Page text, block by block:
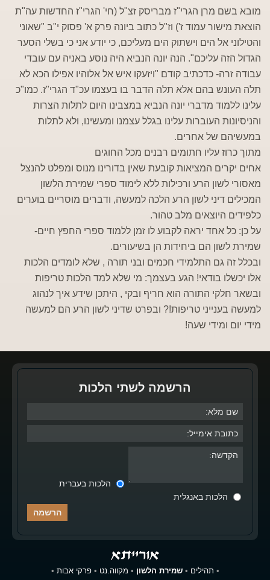
מובא בשם מרן הגרי"ז מבריסק זצ"ל (חי' הגרי"ז החדשות עה"ת
הוצאת מישור עמוד ז') וז"ל כתוב ביונה פרק א' פסוק י"ב "שאוני
והטילוני אל הים וישתוק הים מעליכם, כי יודע אני כי בשלי הסער
הגדול הזה עליכם". הנה יונה הנביא היה נוסע באניה עם עובדי
עבודה זרה- כדכתיב קודם "ויזעקו איש אל אלוהיו אפילו הכא לא
תלה העונש בהם אלא תלה הדבר בו בעצמו עכ"ד הגרי"ז. כמו"כ
עלינו ללמוד מדברי יונה הנביא במצבינו היום לתלות הצרות
והניסיונות העוברות עלינו בגלל עצמנו ומעשינו, ולא לתלות
במעשיהם של אחרים.
מתוך כרוז עליו חתומים רבנים מכל החוגים
אחים יקרים המציאות קובעת שאין בדורינו מנוס ומפלט להנצל
מאסורי לשון הרע ורכילות ללא לימוד ספרי שמירת הלשון
המכילים דיני לשון הרע הלכה למעשה, ודברים מוסריים בוערים
כלפידים היוצאים מלב טהור.
על כן: כל אחד יראה לקבוע לו זמן ללמוד ספרי החפץ חיים-
שמירת לשון הם ביחידות הן בשיעורים.
ובכלל זה גם התלמידי חכמים ובני תורה , שלא לומדים הלכות
אלו יכשלו בודאי! הגע בעצמך: מי שלא למד הלכות טריפות
ובשאר חלקי התורה הוא חריף ובקי , היתכן שידע איך לנהוג
למעשה בענייני טריפות!? ובפרט שדיני לשון הרע הם למעשה
מידי יום ומידי שעה!
הרשמה לשתי הלכות
הלכות בעברית
הלכות באנגלית
• תהילים •שמירת הלשון • מקווה.נט •פרקי אבות •